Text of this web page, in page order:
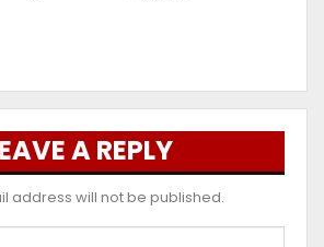
A REPLY
address will not be published.